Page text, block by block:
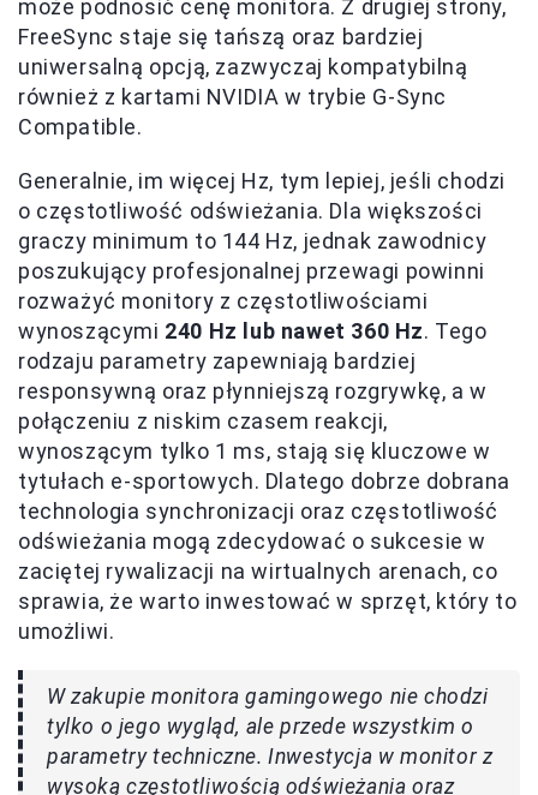
może podnosić cenę monitora. Z drugiej strony,
FreeSync staje się tańszą oraz bardziej
uniwersalną opcją, zazwyczaj kompatybilną
również z kartami NVIDIA w trybie G-Sync
Compatible.
Generalnie, im więcej Hz, tym lepiej, jeśli chodzi
o częstotliwość odświeżania. Dla większości
graczy minimum to 144 Hz, jednak zawodnicy
poszukujący profesjonalnej przewagi powinni
rozważyć monitory z częstotliwościami
wynoszącymi 240 Hz lub nawet 360 Hz. Tego
rodzaju parametry zapewniają bardziej
responsywną oraz płynniejszą rozgrywkę, a w
połączeniu z niskim czasem reakcji,
wynoszącym tylko 1 ms, stają się kluczowe w
tytułach e-sportowych. Dlatego dobrze dobrana
technologia synchronizacji oraz częstotliwość
odświeżania mogą zdecydować o sukcesie w
zaciętej rywalizacji na wirtualnych arenach, co
sprawia, że warto inwestować w sprzęt, który to
umożliwi.
W zakupie monitora gamingowego nie chodzi
tylko o jego wygląd, ale przede wszystkim o
parametry techniczne. Inwestycja w monitor z
wysoką częstotliwością odświeżania oraz